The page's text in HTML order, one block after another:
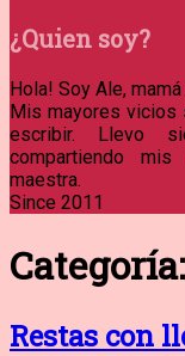
¿Quien soy?
Hola! Soy Ale,
Mis mayores vicios
escribir. Llevo
compartiendo
maestra.
Since 2011
Categoría:
Restas con